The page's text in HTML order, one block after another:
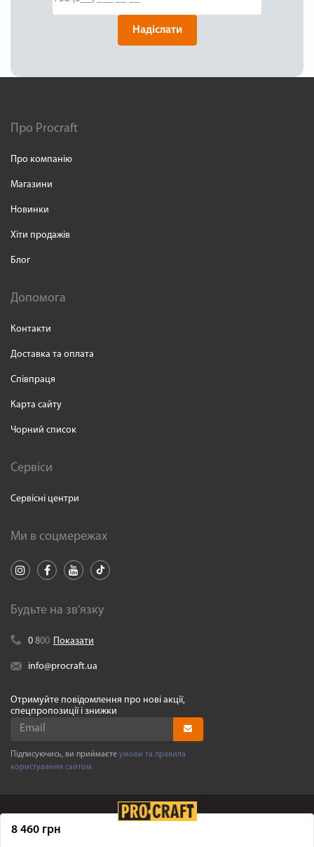
Надіслати
8 460 грн
Про Procraft
Про компанію
Магазини
Новинки
Хіти продажів
Блог
Допомога
Контакти
Доставка та оплата
Співпраця
Карта сайту
Чорний список
Сервіси
Сервісні центри
Ми в соцмережах
Будьте на зв'язку
0 800 Показати
info@procraft.ua
Отримуйте повідомлення про нові акції,
спецпропозиції і знижки
Підписуючись, ви приймаєте умови та правила
користування сайтом